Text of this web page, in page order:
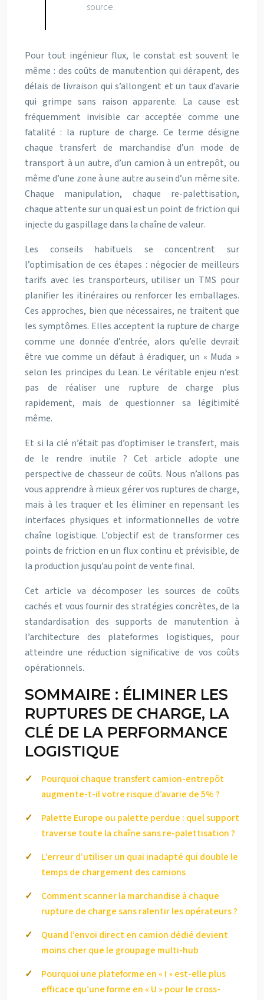
source.
Pour tout ingénieur flux, le constat est souvent le
même : des coûts de manutention qui dérapent, des
délais de livraison qui s’allongent et un taux d’avarie
qui grimpe sans raison apparente. La cause est
fréquemment invisible car acceptée comme une
fatalité : la rupture de charge. Ce terme désigne
chaque transfert de marchandise d’un mode de
transport à un autre, d’un camion à un entrepôt, ou
même d’une zone à une autre au sein d’un même site.
Chaque manipulation, chaque re-palettisation,
chaque attente sur un quai est un point de friction qui
injecte du gaspillage dans la chaîne de valeur.
Les conseils habituels se concentrent sur
l’optimisation de ces étapes : négocier de meilleurs
tarifs avec les transporteurs, utiliser un TMS pour
planifier les itinéraires ou renforcer les emballages.
Ces approches, bien que nécessaires, ne traitent que
les symptômes. Elles acceptent la rupture de charge
comme une donnée d’entrée, alors qu’elle devrait
être vue comme un défaut à éradiquer, un « Muda »
selon les principes du Lean. Le véritable enjeu n’est
pas de réaliser une rupture de charge plus
rapidement, mais de questionner sa légitimité
même.
Et si la clé n’était pas d’optimiser le transfert, mais
de le rendre inutile ? Cet article adopte une
perspective de chasseur de coûts. Nous n’allons pas
vous apprendre à mieux gérer vos ruptures de charge,
mais à les traquer et les éliminer en repensant les
interfaces physiques et informationnelles de votre
chaîne logistique. L’objectif est de transformer ces
points de friction en un flux continu et prévisible, de
la production jusqu’au point de vente final.
Cet article va décomposer les sources de coûts
cachés et vous fournir des stratégies concrètes, de la
standardisation des supports de manutention à
l’architecture des plateformes logistiques, pour
atteindre une réduction significative de vos coûts
opérationnels.
SOMMAIRE : ÉLIMINER LES
RUPTURES DE CHARGE, LA
CLÉ DE LA PERFORMANCE
LOGISTIQUE
Pourquoi chaque transfert camion-entrepôt
augmente-t-il votre risque d’avarie de 5% ?
Palette Europe ou palette perdue : quel support
traverse toute la chaîne sans re-palettisation ?
L’erreur d’utiliser un quai inadapté qui double le
temps de chargement des camions
Comment scanner la marchandise à chaque
rupture de charge sans ralentir les opérateurs ?
Quand l’envoi direct en camion dédié devient
moins cher que le groupage multi-hub
Pourquoi une plateforme en « I » est-elle plus
efficace qu’une forme en « U » pour le cross-